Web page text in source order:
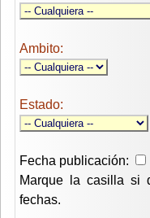
Ambito:
Estado:
Fecha publicación:
Marque la casilla si
fechas.